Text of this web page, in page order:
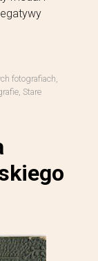
fotografiach
Stare